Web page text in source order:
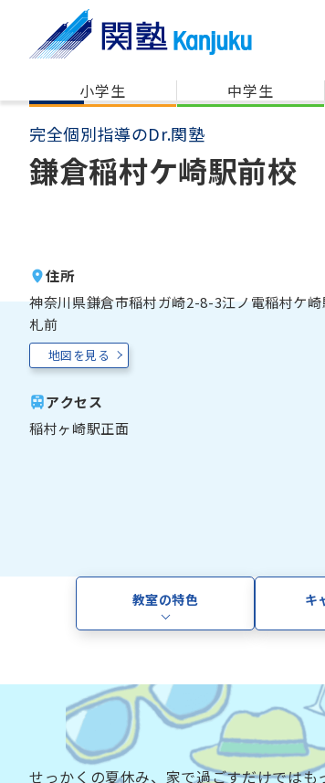
小学生 中学生
完全個別指導のDr.関塾
鎌倉稲村ケ崎駅前校
住所
神奈川県鎌倉市稲村ガ崎2-8-3江ノ電稲村ケ崎
札前
地図を見る
アクセス
稲村ヶ崎駅正面
教室の特色 キ
せっかくの夏休み、家で過ごすだけではも